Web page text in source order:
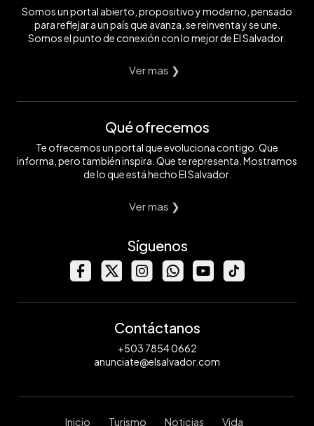
Somos un portal abierto, propositivo y moderno, pensado
para reflejar a un país que avanza, se reinventa y se une.
Somos el punto de conexión con lo mejor de El Salvador.
Ver mas ❯
Qué ofrecemos
Te ofrecemos un portal que evoluciona contigo. Que
informa, pero también inspira. Que te representa. Mostramos
de lo que está hecho El Salvador.
Ver mas ❯
Síguenos
Contáctanos
+503 7854 0662
anunciate@elsalvador.com
Inicio Turismo Noticias Vida